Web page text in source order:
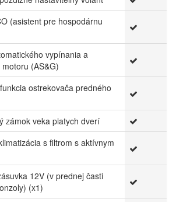
(asistent pre hospodárnu
vypínania a
(AS&G)
ostrekovača predného
zámok veka piatych dverí
s filtrom s aktívnym
12V (v prednej časti
(x1)